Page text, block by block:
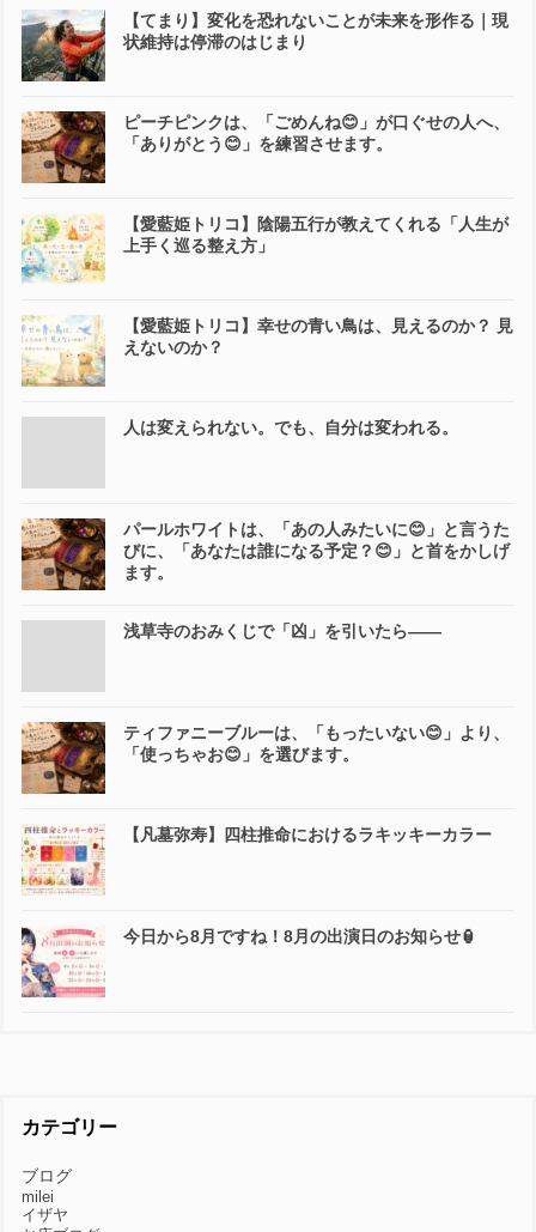
【てまり】変化を恐れないことが未来を形作る｜現
状維持は停滞のはじまり
ピーチピンクは、「ごめんね😊」が口ぐせの人へ、
「ありがとう😊」を練習させます。
【愛藍姫トリコ】陰陽五行が教えてくれる「人生が
上手く巡る整え方」
【愛藍姫トリコ】幸せの青い鳥は、見えるのか？ 見
えないのか？
人は変えられない。でも、自分は変われる。
パールホワイトは、「あの人みたいに😊」と言うた
びに、「あなたは誰になる予定？😊」と首をかしげ
ます。
浅草寺のおみくじで「凶」を引いたら――
ティファニーブルーは、「もったいない😊」より、
「使っちゃお😊」を選びます。
【凡墓弥寿】四柱推命におけるラキッキーカラー
今日から8月ですね！8月の出演日のお知らせ🏮
カテゴリー
ブログ
milei
イザヤ